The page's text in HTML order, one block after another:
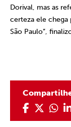
Dorival, mas as
certeza ele chega
São Paulo”,